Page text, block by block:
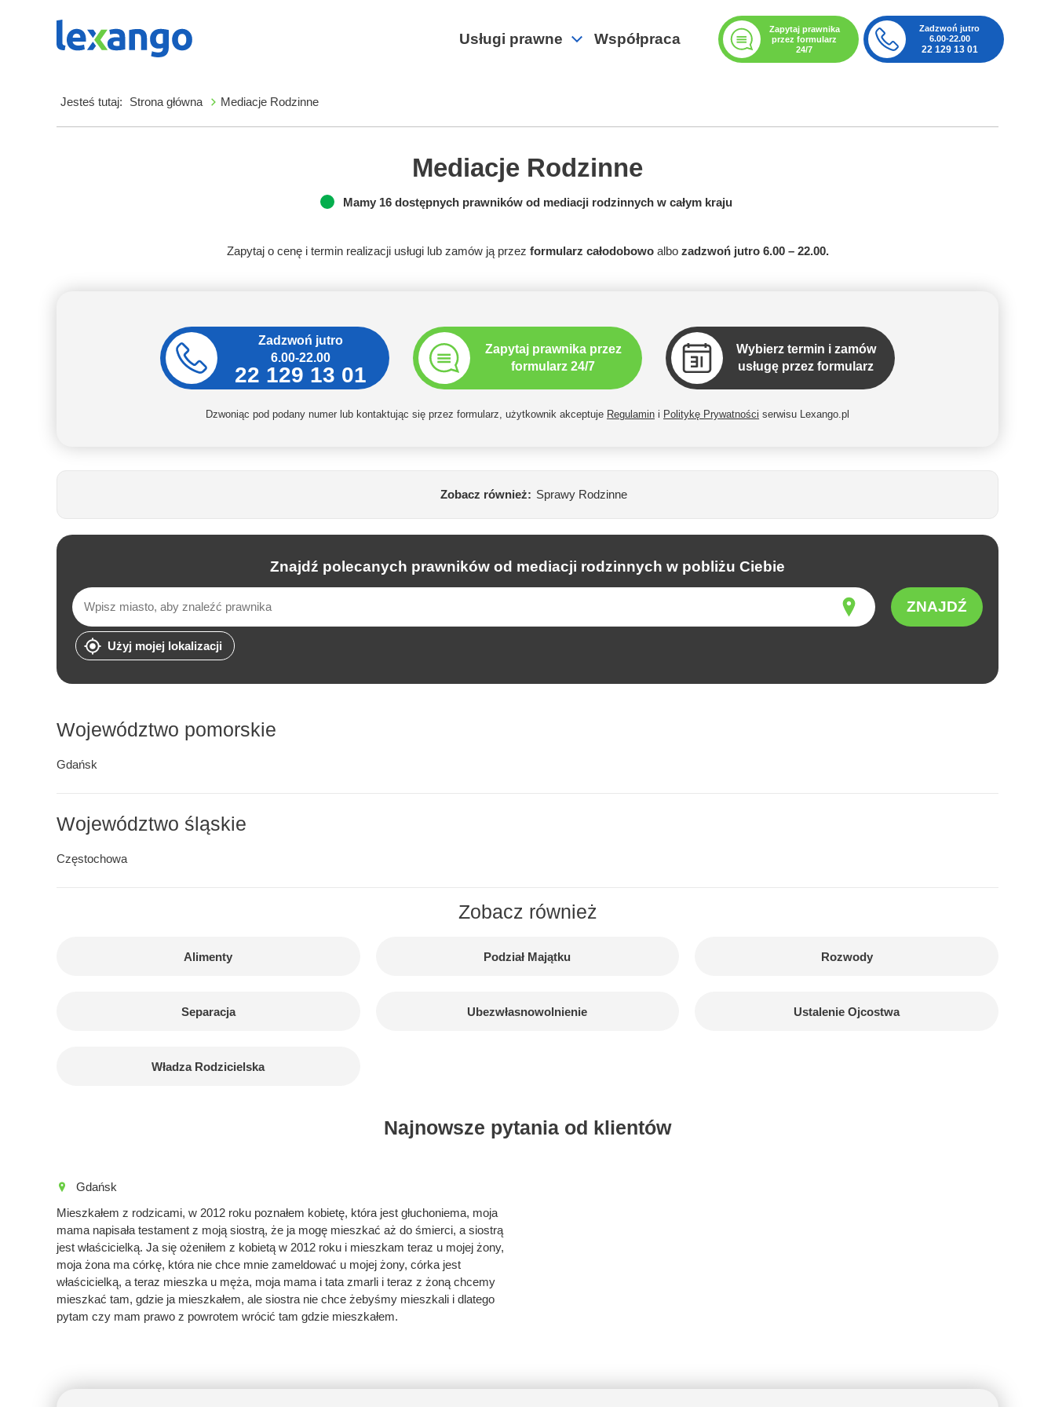
Zapytaj prawnika
przez formularz
24/7
Zadzwoń jutro
6.00-22.00
22 129 13 01
Usługi prawne Współpraca
Jesteś tutaj: Strona główna Mediacje Rodzinne
Mediacje Rodzinne
Mamy 16 dostępnych prawników od mediacji rodzinnych w całym kraju
Zapytaj o cenę i termin realizacji usługi lub zamów ją przez formularz całodobowoalbo zadzwoń jutro 6.00 – 22.00.
Zadzwoń jutro
6.00-22.00
22 129 13 01
Zapytaj prawnika przez
formularz 24/7
Wybierz termin i zamów
usługę przez formularz
Dzwoniąc pod podany numer lub kontaktując się przez formularz, użytkownik akceptuje Regulamin i Politykę Prywatności serwisu Lexango.pl
Zobacz również: Sprawy Rodzinne
Znajdź polecanych prawników od mediacji rodzinnych w pobliżu Ciebie
Użyj mojej lokalizacji
ZNAJDŹ
Województwo pomorskie
Gdańsk
Województwo śląskie
Częstochowa
Zobacz również
Alimenty Podział Majątku Rozwody
Separacja Ubezwłasnowolnienie Ustalenie Ojcostwa
Władza Rodzicielska
Najnowsze pytania od klientów
Gdańsk
Mieszkałem z rodzicami, w 2012 roku poznałem kobietę, która jest głuchoniema, moja
mama napisała testament z moją siostrą, że ja mogę mieszkać aż do śmierci, a siostrą
jest właścicielką. Ja się ożeniłem z kobietą w 2012 roku i mieszkam teraz u mojej żony,
moja żona ma córkę, która nie chce mnie zameldować u mojej żony, córka jest
właścicielką, a teraz mieszka u męża, moja mama i tata zmarli i teraz z żoną chcemy
mieszkać tam, gdzie ja mieszkałem, ale siostra nie chce żebyśmy mieszkali i dlatego
pytam czy mam prawo z powrotem wrócić tam gdzie mieszkałem.